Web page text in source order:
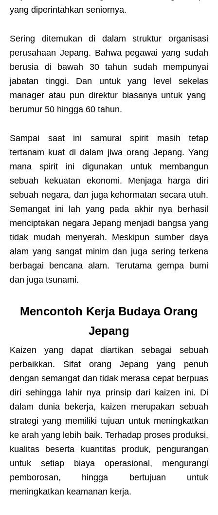
yang diperintahkan seniornya.
Sering ditemukan di dalam struktur organisasi
perusahaan Jepang. Bahwa pegawai yang sudah
berusia di bawah 30 tahun sudah mempunyai
jabatan tinggi. Dan untuk yang level sekelas
manager atau pun direktur biasanya untuk yang
berumur 50 hingga 60 tahun.
Sampai saat ini samurai spirit masih tetap
tertanam kuat di dalam jiwa orang Jepang. Yang
mana spirit ini digunakan untuk membangun
sebuah kekuatan ekonomi. Menjaga harga diri
sebuah negara, dan juga kehormatan secara utuh.
Semangat ini lah yang pada akhir nya berhasil
menciptakan negara Jepang menjadi bangsa yang
tidak mudah menyerah. Meskipun sumber daya
alam yang sangat minim dan juga sering terkena
berbagai bencana alam. Terutama gempa bumi
dan juga tsunami.
Mencontoh Kerja Budaya Orang
Jepang
Kaizen yang dapat diartikan sebagai sebuah
perbaikkan. Sifat orang Jepang yang penuh
dengan semangat dan tidak merasa cepat berpuas
diri sehingga lahir nya prinsip dari kaizen ini. Di
dalam dunia bekerja, kaizen merupakan sebuah
strategi yang memiliki tujuan untuk meningkatkan
ke arah yang lebih baik. Terhadap proses produksi,
kualitas beserta kuantitas produk, pengurangan
untuk setiap biaya operasional, mengurangi
pemborosan, hingga bertujuan untuk
meningkatkan keamanan kerja.